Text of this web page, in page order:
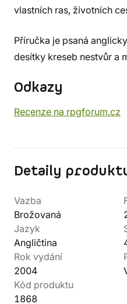
vlastních ras, životních
Příručka je psaná
desítky kreseb nestvůr a
Odkazy
Recenze na rpgforum.cz
Detaily
Vazba
Brožovaná
Jazyk
Angličtina
Rok vydání
2004
Kód produktu
1868